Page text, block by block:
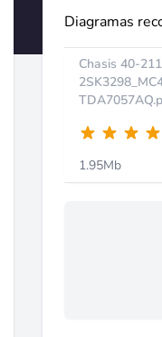
Diagramas
Chasis 40-
1.95Mb